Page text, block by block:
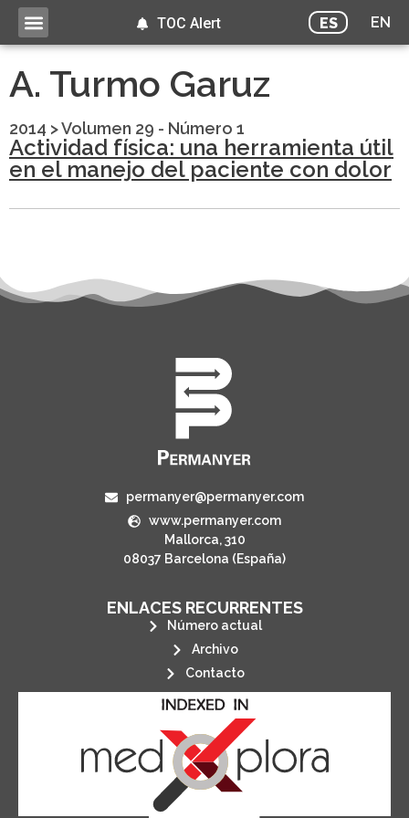
ES EN
TOC Alert
A. Turmo Garuz
2014 >Volumen 29 - Número 1
Actividad física: una herramienta útil
en el manejo del paciente con dolor
permanyer@permanyer.com
www.permanyer.com
Mallorca, 310
08037 Barcelona (España)
ENLACES RECURRENTES
Número actual
Archivo
Contacto